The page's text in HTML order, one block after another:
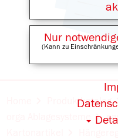
Produktkatalog
Nur
(Kann zu